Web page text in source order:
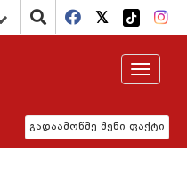
გადაამოწმე შენი ფაქტი
Toggle